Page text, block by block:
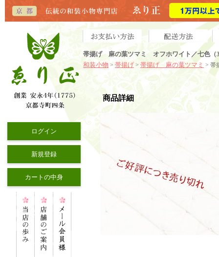
帯揚げ 麻の葉ツマミ オフホワイト／七色（
和装小物 > 帯揚げ > 帯揚げ 麻の葉ツマミ > 帯
ログイン
新規登録
カートの中身
商品詳細